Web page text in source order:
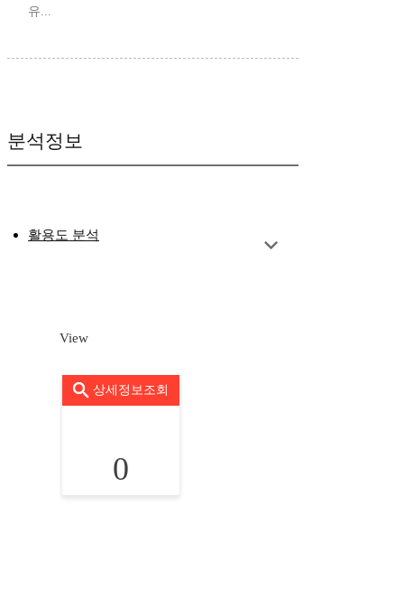
유...
분석정보
활용도 분석
View
상세정보조회
0